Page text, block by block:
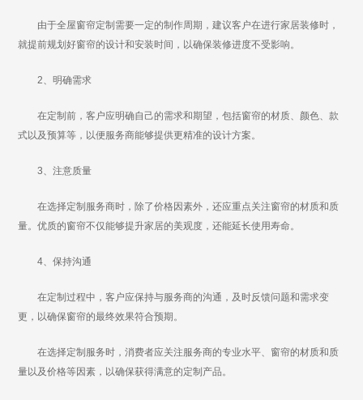
由于全屋窗帘定制需要一定的制作周期，建议客户在进行家居装修时，
就提前规划好窗帘的设计和安装时间，以确保装修进度不受影响。
2、明确需求
在定制前，客户应明确自己的需求和期望，包括窗帘的材质、颜色、款
式以及预算等，以便服务商能够提供更精准的设计方案。
3、注意质量
在选择定制服务商时，除了价格因素外，还应重点关注窗帘的材质和质
量。优质的窗帘不仅能够提升家居的美观度，还能延长使用寿命。
4、保持沟通
在定制过程中，客户应保持与服务商的沟通，及时反馈问题和需求变
更，以确保窗帘的最终效果符合预期。
在选择定制服务时，消费者应关注服务商的专业水平、窗帘的材质和质
量以及价格等因素，以确保获得满意的定制产品。